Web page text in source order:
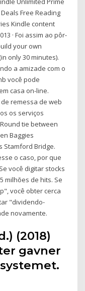
Free Reading
Kindle content
· Foi assim ao pôr-
your own
only 30 minutes).
a amizade com o
você pode
casa on-line.
remessa de web
os serviços
tie between
Baggies
Stamford Bridge.
o caso, por que
você digitar stocks
milhões de hits. Se
você obter cerca
"dividendo-
novamente.
(2018)
gavner